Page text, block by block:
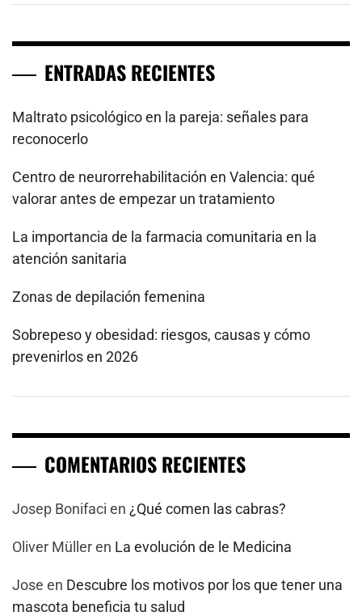
ENTRADAS RECIENTES
Maltrato psicológico en la pareja: señales para
reconocerlo
Centro de neurorrehabilitación en Valencia: qué
valorar antes de empezar un tratamiento
La importancia de la farmacia comunitaria en la
atención sanitaria
Zonas de depilación femenina
Sobrepeso y obesidad: riesgos, causas y cómo
prevenirlos en 2026
COMENTARIOS RECIENTES
Josep Bonifaci en ¿Qué comen las cabras?
Oliver Mülleren La evolución de le Medicina
Jose en Descubre los motivos por los que tener una
mascota beneficia tu salud